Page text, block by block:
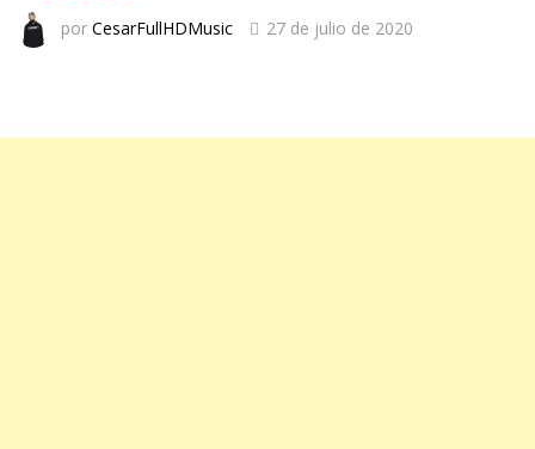
porCesarFullHDMusic 27 de julio de 2020